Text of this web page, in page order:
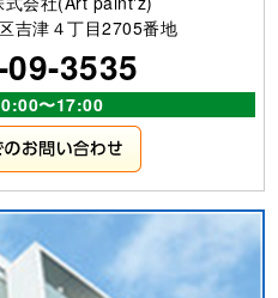
吉津４丁目2705番地
3535
〜17:00